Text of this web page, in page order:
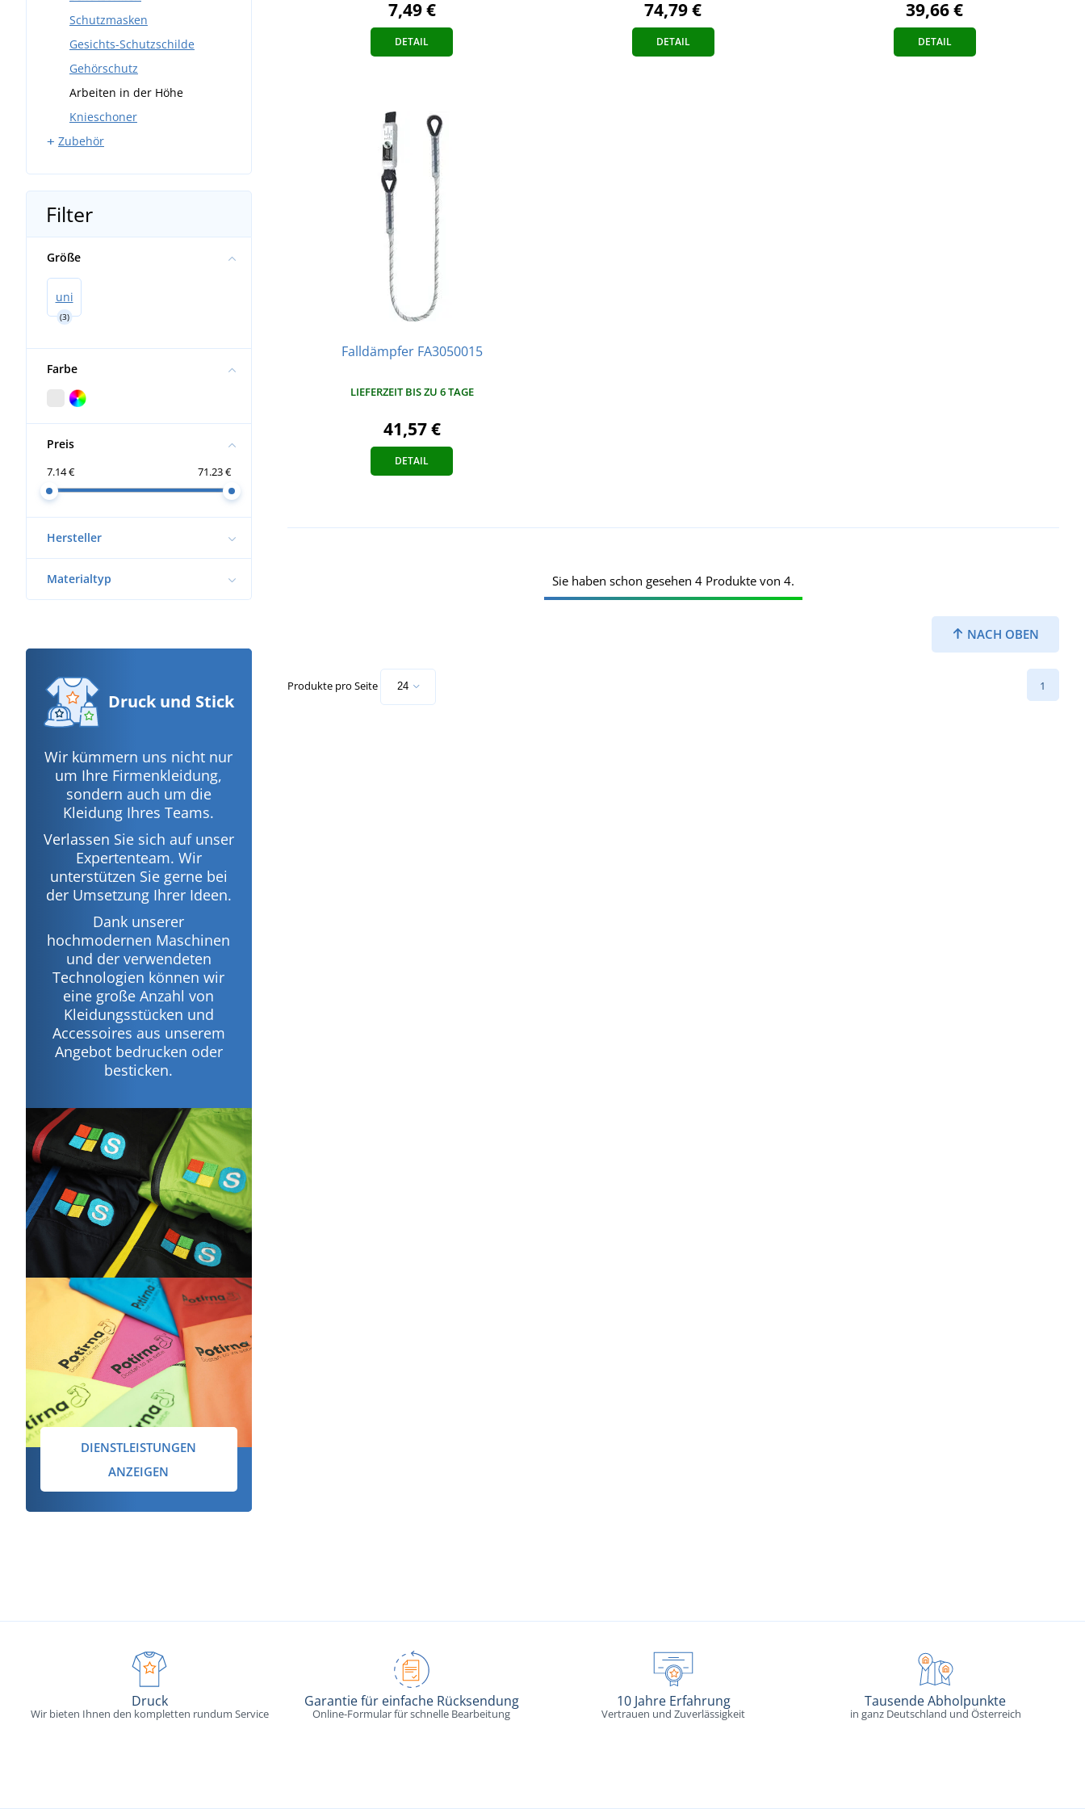
Schweißer-Kopfschutzschilde
Schweißerschuhe
Mechaniker-Handschuhe
Gummihandschuhe
Schnittschutz-Handschuhe
Anti-Vibrations-handschuhe
Elektriker-Handschuhe
Schutzmasken
Gesichts-Schutzschilde
Gehörschutz
Arbeiten in der Höhe
Knieschoner
Zubehör
Filter
Größe
uni
(3)
Farbe
Preis
7.14 € 71.23 €
Hersteller
Materialtyp
Druck und Stick
Wir kümmern uns nicht nur
um Ihre Firmenkleidung,
sondern auch um die
Kleidung Ihres Teams.
Verlassen Sie sich auf unser
Expertenteam. Wir
unterstützen Sie gerne bei
der Umsetzung Ihrer Ideen.
Dank unserer
hochmodernen Maschinen
und der verwendeten
Technologien können wir
eine große Anzahl von
Kleidungsstücken und
Accessoires aus unserem
Angebot bedrucken oder
besticken.
DIENSTLEISTUNGEN
ANZEIGEN
7,49 €
DETAIL
74,79 €
DETAIL
39,66 €
DETAIL
Falldämpfer FA3050015
LIEFERZEIT BIS ZU 6 TAGE
41,57 €
DETAIL
NACH OBEN
Sie haben schon gesehen 4 Produkte von 4.
Produkte pro Seite 1
Druck
Wir bieten Ihnen den kompletten rundum Service
Garantie für einfache Rücksendung
Online-Formular für schnelle Bearbeitung
10 Jahre Erfahrung
Vertrauen und Zuverlässigkeit
Tausende Abholpunkte
in ganz Deutschland und Österreich